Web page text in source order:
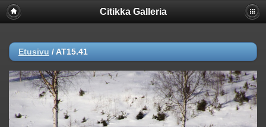
Citikka Galleria
Etusivu / AT15.41